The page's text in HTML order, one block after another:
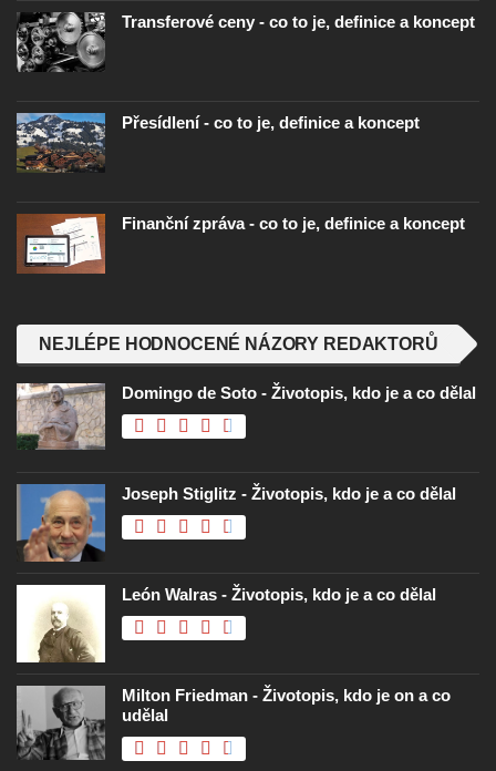
Transferové ceny - co to je, definice a koncept
Přesídlení - co to je, definice a koncept
Finanční zpráva - co to je, definice a koncept
NEJLÉPE HODNOCENÉ NÁZORY REDAKTORŮ
Domingo de Soto - Životopis, kdo je a co dělal
Joseph Stiglitz - Životopis, kdo je a co dělal
León Walras - Životopis, kdo je a co dělal
Milton Friedman - Životopis, kdo je on a co
udělal